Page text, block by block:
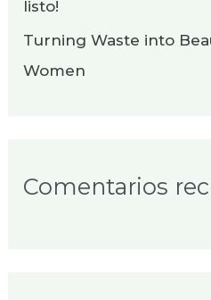
listo!
Turning Waste into
Women
Comentarios